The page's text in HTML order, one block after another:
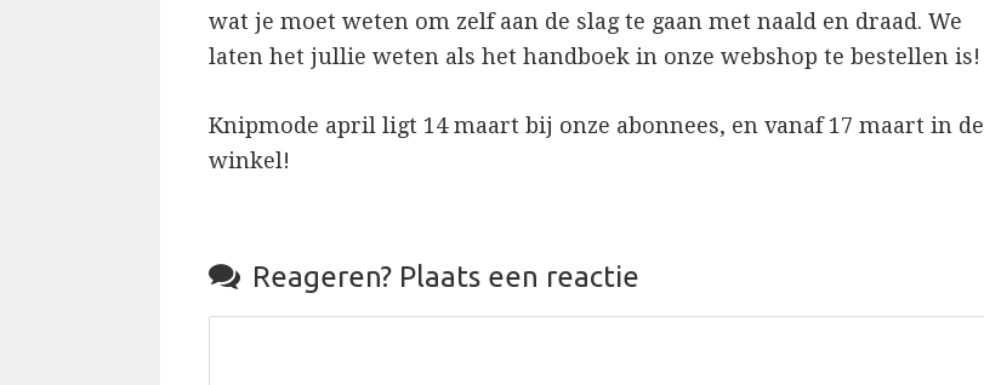
wat je moet weten om zelf aan de slag te gaan met naald en draad. We
laten het jullie weten als het handboek in onze webshop te bestellen is!
Knipmode april ligt 14 maart bij onze abonnees, en vanaf 17 maart in de
winkel!
 Reageren? Plaats een reactie